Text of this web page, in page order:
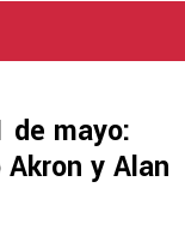
de mayo:
y Alan